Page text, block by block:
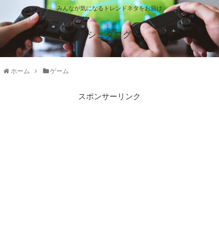
みんなが気になるトレンドネタをお届け
シュタログ
ホーム ゲーム
スポンサーリンク